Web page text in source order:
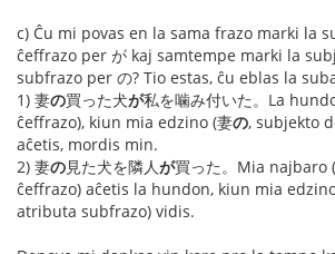
c) Ĉu mi povas en la sama frazo marki la
ĉeffrazo per が kaj samtempe marki la
subfrazo per の? Tio estas, ĉu eblas la
1) 妻の買った犬が私を噛み付いた。La
ĉeffrazo), kiun mia edzino (妻の, subjekto
aĉetis, mordis min.
2) 妻の見た犬を隣人が買った。Mia najbaro
ĉeffrazo) aĉetis la hundon, kiun mia
atributa subfrazo) vidis.